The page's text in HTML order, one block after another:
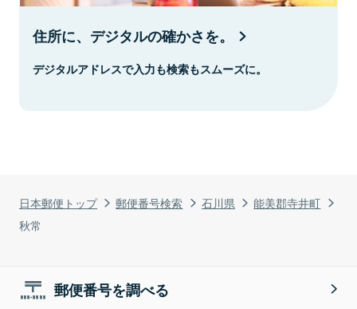
日本郵便トップ 郵便番号検索 石川県
能美郡寺井町
秋常
住所に、デジタルの確かさを。
デジタルアドレスで入力も検索もスムーズに。
郵便番号を調べる